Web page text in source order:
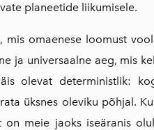
planeetide liikumisele.
mis omaenese loomust
ja universaalne aeg, mis
olevat deterministlik:
üksnes oleviku põhjal.
on meie jaoks iseäranis